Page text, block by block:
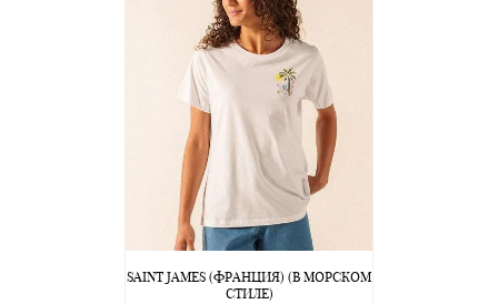
SAINT JAMES (ФРАНЦИЯ) (В МОРСКОМ
СТИЛЕ)